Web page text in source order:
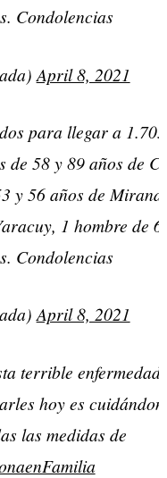
Condolencias
April 8, 2021
para llegar a
de 58 y 89 años de
y 56 años de
1 hombre de
Condolencias
April 8, 2021
terrible
hoy es
las medidas de